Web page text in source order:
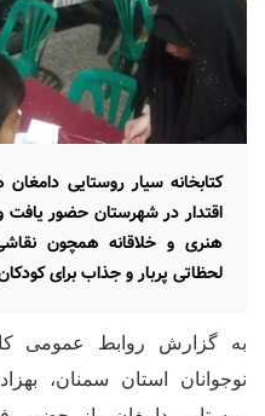
کتابخانه سیار روستایی
اقتدار در شهرستان حضور یافت
هنری و خلاقانه همچون
لحظاتی پربار و جذاب برای
به گزارش روابط عمومی
نوجوانان استان سمنان،